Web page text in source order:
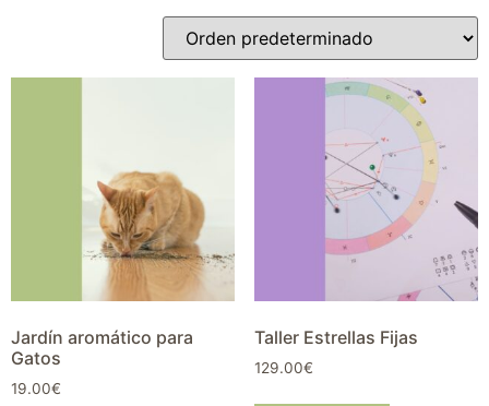
Jardín aromático para
Gatos
19.00€
Taller Estrellas Fijas
129.00€